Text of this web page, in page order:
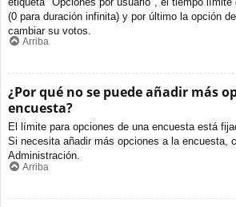
(0 para duración infinita) y por último la opción
cambiar su votos.
Arriba
¿Por qué no se puede añadir más
encuesta?
El límite para opciones de una encuesta está
Si necesita añadir más opciones a la encuesta,
Administración.
Arriba